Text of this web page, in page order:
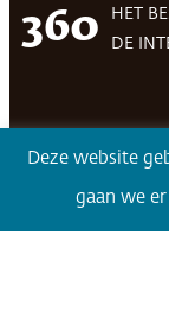
360
HET
DE
Deze website
gaan we